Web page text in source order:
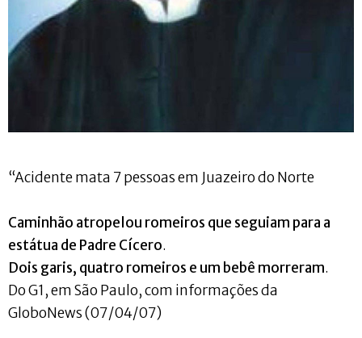
“Acidente mata 7 pessoas em Juazeiro do Norte
Caminhão atropelou romeiros que seguiam para a
estátua de Padre Cícero.
Dois garis, quatro romeiros e um bebê morreram.
Do G1, em São Paulo, com informações da
GloboNews (07/04/07)